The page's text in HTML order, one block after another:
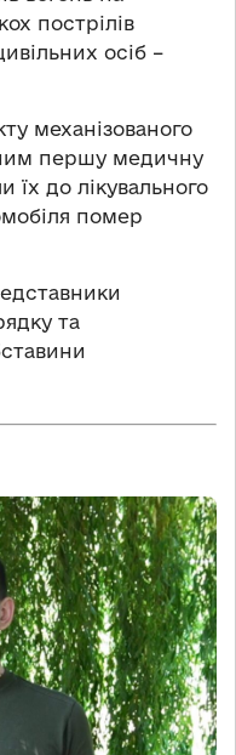
пострілів
осіб –
механізованого
першу медичну
їх до лікувального
помер
та